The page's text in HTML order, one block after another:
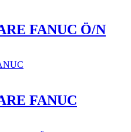
FANUC Ö/N
FANUC